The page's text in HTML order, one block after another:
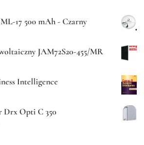
17 500 mAh - Czarny
JAM72S20-455/MR
Intelligence
Drx Opti C 350